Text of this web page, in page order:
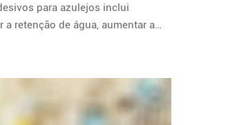
para azulejos inclui
retenção de água, aumentar a
propriedades antiderrapantes.